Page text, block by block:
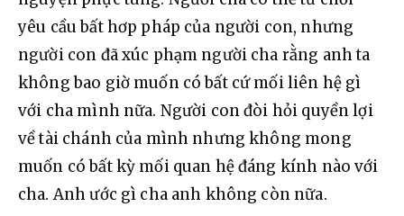
yêu cầu bất hơp pháp của người con, nhưng
người con đã xúc phạm người cha rằng anh ta
không bao giờ muốn có bất cứ mối liên hệ gì
với cha mình nữa. Người con đòi hỏi quyền lợi
về tài chánh của mình nhưng không mong
muốn có bất kỳ mối quan hệ đáng kính nào với
cha. Anh ước gì cha anh không còn nữa.